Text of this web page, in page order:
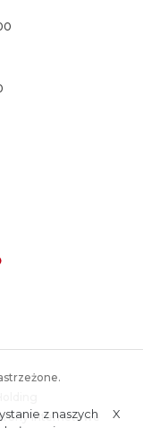
internetowe
z naszych
X